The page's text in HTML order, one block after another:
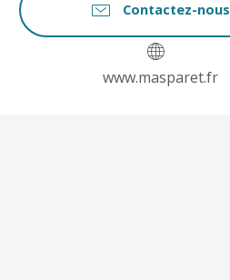
Contactez-nous
www.masparet.fr